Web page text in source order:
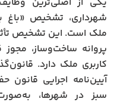
شهرداری، تشخیص «باغ
ملک است. این تشخیص
پروانه ساخت‌وساز،
آیین‌نامه اجرایی
سبز در شهرها،